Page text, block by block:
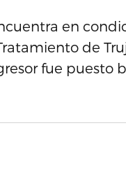
en
de
fue puesto